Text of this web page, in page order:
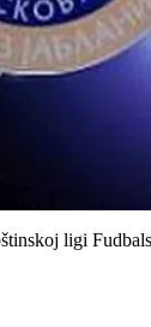
ligi